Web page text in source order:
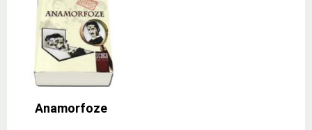
Anamorfoze